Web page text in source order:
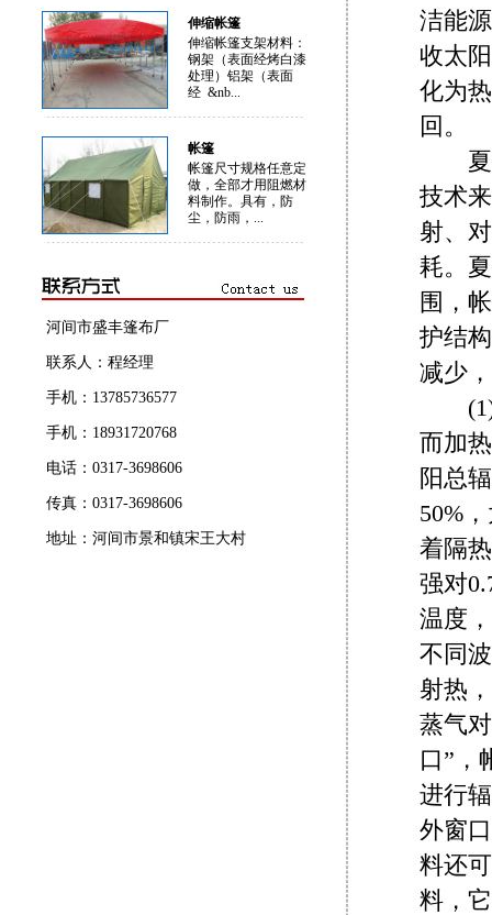
伸缩帐篷
伸缩帐篷支架材料：
钢架（表面经烤白漆
处理）铝架（表面
经 &nb...
帐篷
帐篷尺寸规格任意定
做，全部才用阻燃材
料制作。具有，防
尘，防雨，...
河间市盛丰篷布厂
联系人：程经理
手机：13785736577
手机：18931720768
电话：0317-3698606
传真：0317-3698606
地址：河间市景和镇宋王大村
洁能
收太
化为
回。
夏季
技术
射、
耗。
围，
护结
减少
(1)
而加
阳总
50%
着隔
强对
温度
不同
射热
蒸气
口”，
进行
外窗
料还
料，